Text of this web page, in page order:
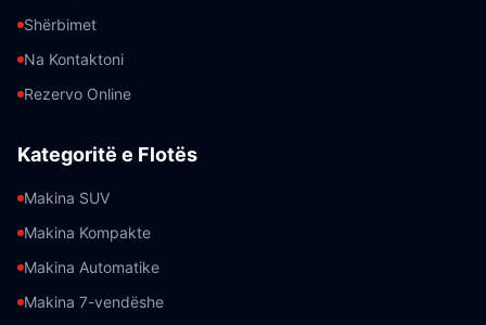
Shërbimet
Na Kontaktoni
Rezervo Online
Kategoritë e Flotës
Makina SUV
Makina Kompakte
Makina Automatike
Makina 7-vendëshe